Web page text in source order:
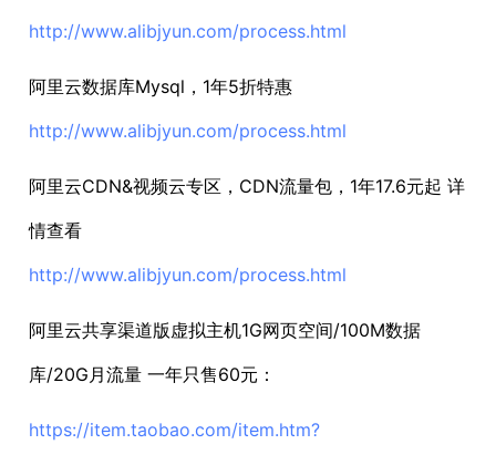
http://www.alibjyun.com/process.html
阿里云数据库Mysql，1年5折特惠
http://www.alibjyun.com/process.html
阿里云CDN&视频云专区，CDN流量包，1年17.6元起 详
情查看
http://www.alibjyun.com/process.html
阿里云共享渠道版虚拟主机1G网页空间/100M数据
库/20G月流量 一年只售60元：
https://item.taobao.com/item.htm?